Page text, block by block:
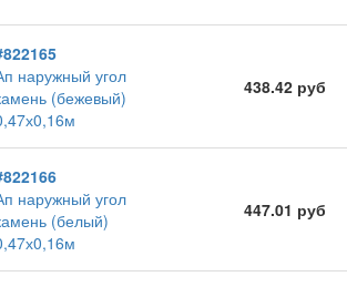
наружный угол
(бежевый)
438.42 руб
наружный угол
(белый)
447.01 руб